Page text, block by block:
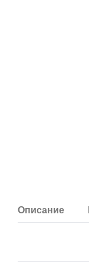
Описание